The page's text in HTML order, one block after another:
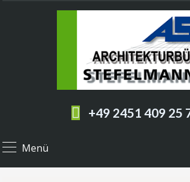
+49 2451 409 25
Menü